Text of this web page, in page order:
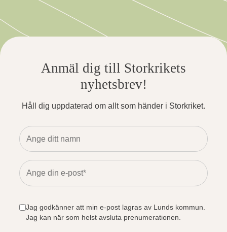
Anmäl dig till Storkrikets
nyhetsbrev!
Håll dig uppdaterad om allt som händer i Storkriket.
Jag godkänner att min e-post lagras av Lunds kommun.
Jag kan när som helst avsluta prenumerationen.